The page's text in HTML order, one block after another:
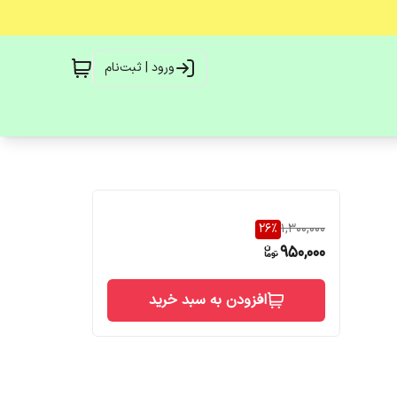
ورود | ثبت‌نام
1,300,000
26%
950,000
افزودن به سبد خرید